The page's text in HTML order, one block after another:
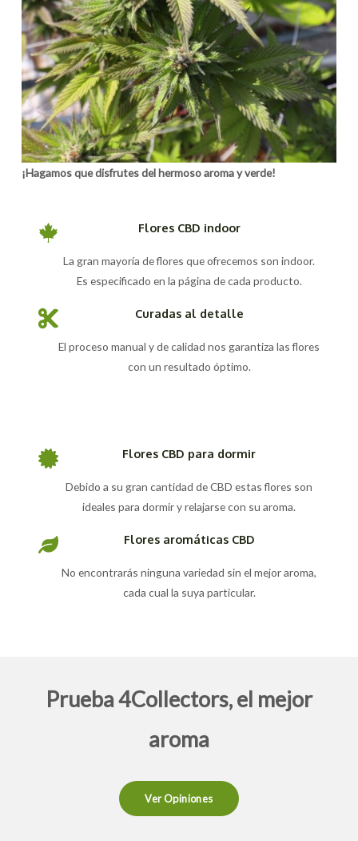
¡Hagamos que disfrutes del hermoso aroma y verde!
Flores CBD indoor
La gran mayoría de flores que ofrecemos son indoor.
Es especificado en la página de cada producto.
Curadas al detalle
El proceso manual y de calidad nos garantiza las flores
con un resultado óptimo.
Flores CBD para dormir
Debido a su gran cantidad de CBD estas flores son
ideales para dormir y relajarse con su aroma.
Flores aromáticas CBD
No encontrarás ninguna variedad sin el mejor aroma,
cada cual la suya particular.
Prueba 4Collectors, el mejor
aroma
Ver Opiniones